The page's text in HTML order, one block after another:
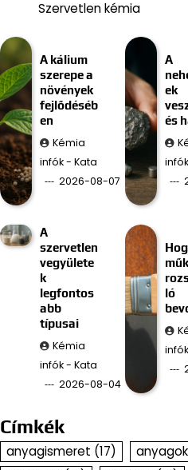
Szervetlen kémia
A kálium
szerepe a
növények
fejlődéséb
en
Kémia
infók - Kata
2026-08-07
A
ek
és
A
szervetlen
vegyülete
k
legfontos
abb
típusai
Kémia
infók - Kata
2026-08-04
ló
Címkék
anyagismeret (17) anyagok